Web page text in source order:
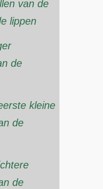
van de
lippen
de
kleine
de
de